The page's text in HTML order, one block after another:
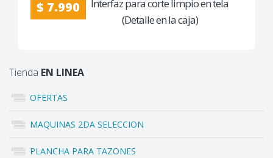
$ 7.990
Interfaz para corte limpio en tela
(Detalle en la caja)
Tienda EN LINEA
OFERTAS
MAQUINAS 2DA SELECCION
PLANCHA PARA TAZONES